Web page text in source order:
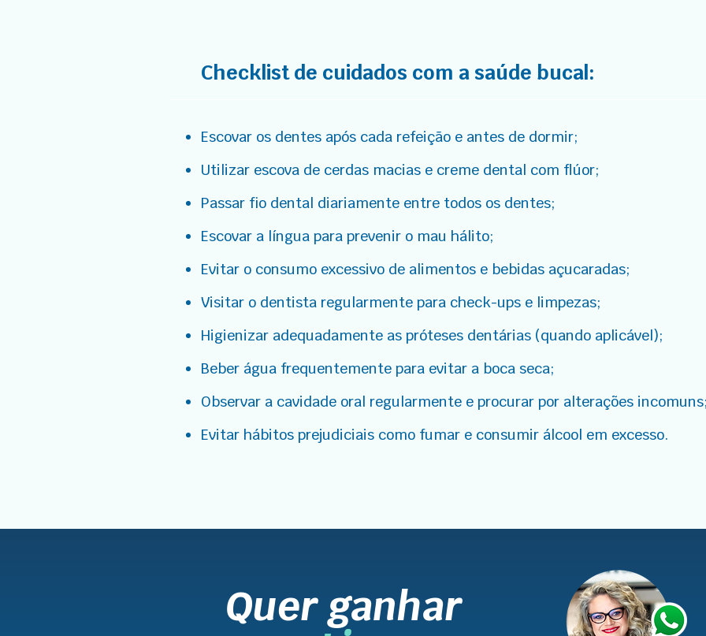
Checklist de cuidados com a saúde bucal:
Escovar os dentes após cada refeição e antes de dormir;
Utilizar escova de cerdas macias e creme dental com flúor;
Passar fio dental diariamente entre todos os dentes;
Escovar a língua para prevenir o mau hálito;
Evitar o consumo excessivo de alimentos e bebidas açucaradas;
Visitar o dentista regularmente para check-ups e limpezas;
Higienizar adequadamente as próteses dentárias (quando aplicável);
Beber água frequentemente para evitar a boca seca;
Observar a cavidade oral regularmente e procurar por alterações
Evitar hábitos prejudiciais como fumar e consumir álcool em excesso.
Quer ganhar